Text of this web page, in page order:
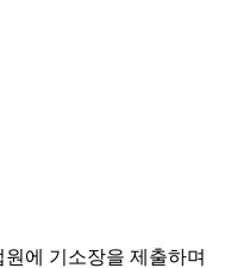
에 기소장을 제출하며